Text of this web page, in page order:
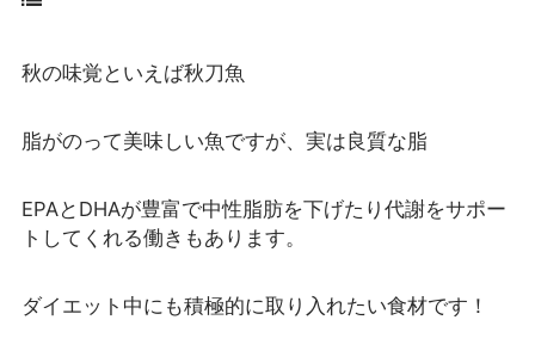
秋の味覚といえば秋刀魚
脂がのって美味しい魚ですが、実は良質な脂
EPAとDHAが豊富で中性脂肪を下げたり代謝をサポー
トしてくれる働きもあります。
ダイエット中にも積極的に取り入れたい食材です！